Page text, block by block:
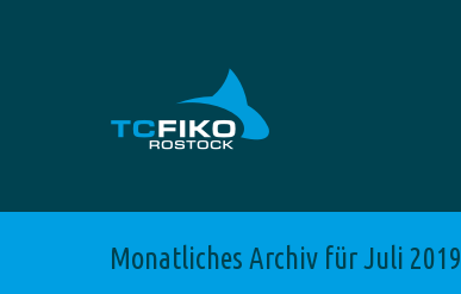
Monatliches Archiv für Juli 2019